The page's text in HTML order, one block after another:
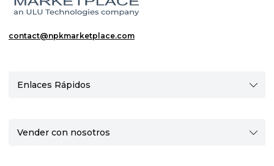
contact@npkmarketplace.com
Enlaces Rápidos
Vender con nosotros